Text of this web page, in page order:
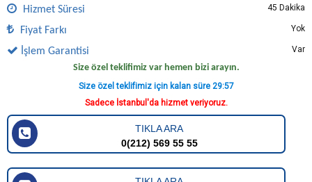
Hizmet Süresi 45 Dakika
Fiyat Farkı Yok
İşlem Garantisi Var
Size özel teklifimiz var hemen bizi arayın.
Size özel teklifimiz için kalan süre 29:56
Sadece İstanbul'da hizmet veriyoruz.
TIKLA ARA
0(212) 569 55 55